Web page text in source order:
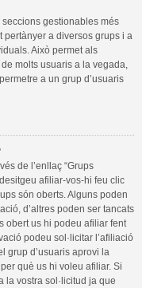
gestionables més
a diversos grups i a
Això permet als
molts usuaris a la vegada,
a un grup d’usuaris
de l’enllaç “Grups
afiliar-vos-hi feu clic
són oberts. Alguns poden
d’altres poden ser tancats
obert us hi podeu afiliar fent
podeu sol·licitar l’afiliació
grup d’usuaris aprovi la
què us hi voleu afiliar. Si
la vostra sol·licitud ja que